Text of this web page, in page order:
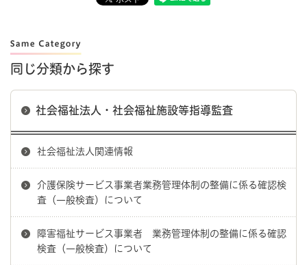
同じ分類から探す
社会福祉法人・社会福祉施設等指導監査
社会福祉法人関連情報
介護保険サービス事業者業務管理体制の整備に係る確認検
査（一般検査）について
障害福祉サービス事業者 業務管理体制の整備に係る確認
検査（一般検査）について